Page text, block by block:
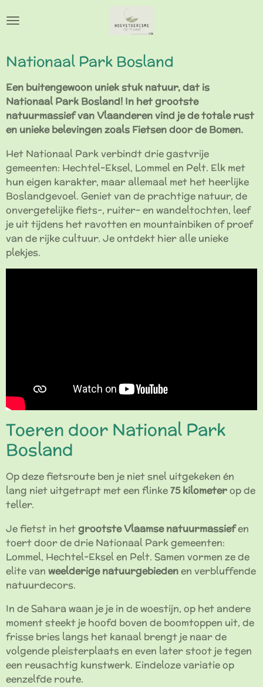
direct
de
hoofdinhoud
Nationaal Park Bosland
Een buitengewoon uniek stuk natuur, dat is
Nationaal Park Bosland! In het grootste
natuurmassief van Vlaanderen vind je de totale rust
en unieke belevingen zoals Fietsen door de Bomen.
Het Nationaal Park verbindt drie gastvrije
gemeenten: Hechtel-Eksel, Lommel en Pelt. Elk met
hun eigen karakter, maar allemaal met het heerlijke
Boslandgevoel. Geniet van de prachtige natuur, de
onvergetelijke fiets-, ruiter- en wandeltochten, leef
je uit tijdens het ravotten en mountainbiken of proef
van de rijke cultuur. Je ontdekt hier alle unieke
plekjes.
Toeren door National Park
Bosland
Op deze fietsroute ben je niet snel uitgekeken én
lang niet uitgetrapt met een flinke75 kilometerop de
teller.
Je fietst in hetgrootste Vlaamse natuurmassiefen
toert door de drie Nationaal Park gemeenten:
Lommel, Hechtel-Eksel en Pelt. Samen vormen ze de
elite van weelderige natuurgebiedenen verbluffende
natuurdecors.
In de Sahara waan je je in de woestijn, op het andere
moment steekt je hoofd boven de boomtoppen uit, de
frisse bries langs het kanaal brengt je naar de
volgende pleisterplaats en even later stoot je tegen
een reusachtig kunstwerk. Eindeloze variatie op
eenzelfde route.